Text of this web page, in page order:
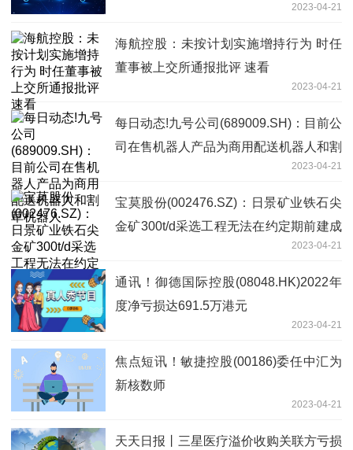
2023-04-21
海航控股：未按计划实施增持行为 时任
董事被上交所通报批评 速看
2023-04-21
每日动态!九号公司(689009.SH)：目前公
司在售机器人产品为商用配送机器人和割
2023-04-21
宝莫股份(002476.SZ)：日景矿业铁石尖
金矿300t/d采选工程无法在约定期前建成
2023-04-21
通讯！御德国际控股(08048.HK)2022年
度净亏损达691.5万港元
2023-04-21
焦点短讯！敏捷控股(00186)委任中汇为
新核数师
2023-04-21
天天日报丨三星医疗溢价收购关联方亏损